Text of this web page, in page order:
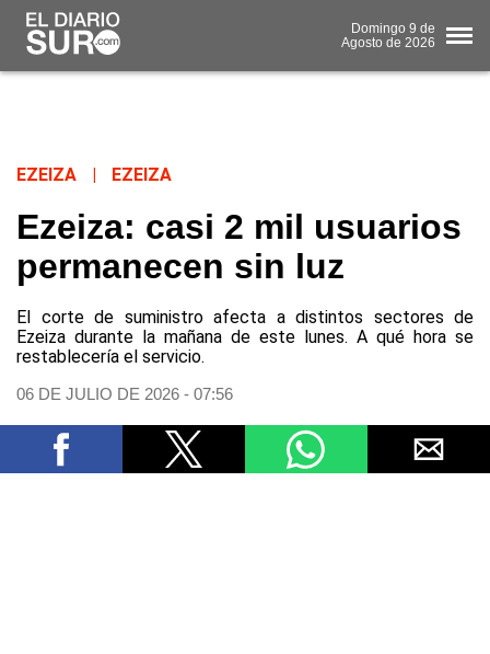
Domingo 9 de
Agosto de 2026
EZEIZA EZEIZA
Ezeiza: casi 2 mil usuarios
permanecen sin luz
El corte de suministro afecta a distintos sectores de
Ezeiza durante la mañana de este lunes. A qué hora se
restablecería el servicio.
06 DE JULIO DE 2026 - 07:56